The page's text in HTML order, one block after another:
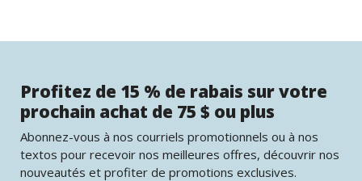
Profitez de 15 % de rabais sur votre
prochain achat de 75 $ ou plus
Abonnez-vous à nos courriels promotionnels ou à nos
textos pour recevoir nos meilleures offres, découvrir nos
nouveautés et profiter de promotions exclusives.